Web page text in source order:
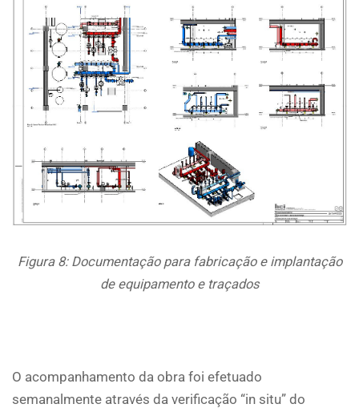
Figura 8: Documentação para fabricação e implantação
de equipamento e traçados
O acompanhamento da obra foi efetuado
semanalmente através da verificação “in situ” do